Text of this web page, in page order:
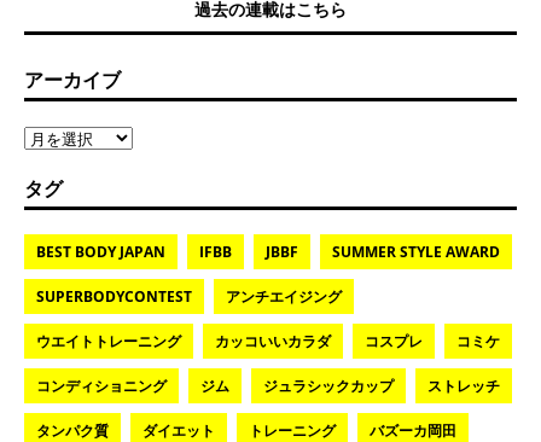
過去の連載はこちら
アーカイブ
タグ
BEST BODY JAPAN IFBB JBBF SUMMER STYLE AWARD
SUPERBODYCONTEST アンチエイジング
ウエイトトレーニング カッコいいカラダ コスプレ コミケ
コンディショニング ジム ジュラシックカップ ストレッチ
タンパク質 ダイエット トレーニング バズーカ岡田